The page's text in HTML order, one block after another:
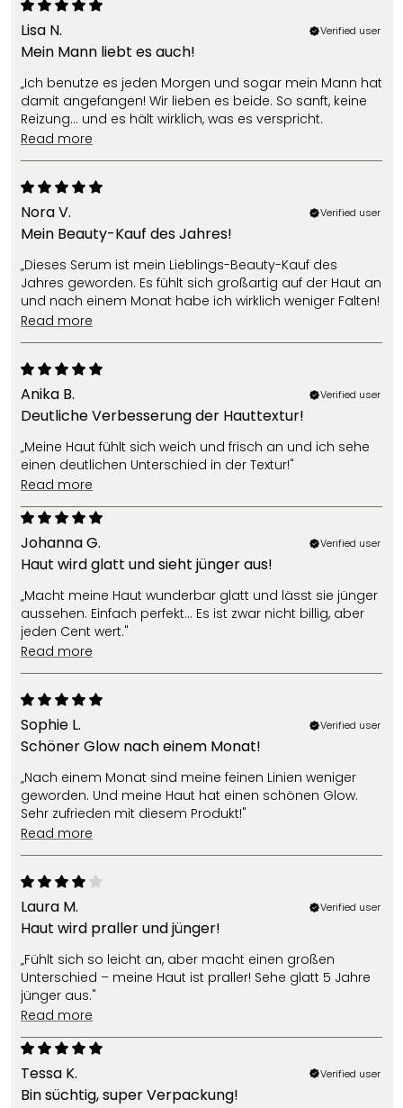
Lisa N. Verified user
Mein Mann liebt es auch!
„Ich benutze es jeden Morgen und sogar mein Mann hat
damit angefangen! Wir lieben es beide. So sanft, keine
Reizung… und es hält wirklich, was es verspricht.
read more
Nora V. Verified user
Mein Beauty-Kauf des Jahres!
„Dieses Serum ist mein Lieblings-Beauty-Kauf des
Jahres geworden. Es fühlt sich großartig auf der Haut an
und nach einem Monat habe ich wirklich weniger Falten!
read more
Anika B. Verified user
Deutliche Verbesserung der Hauttextur!
„Meine Haut fühlt sich weich und frisch an und ich sehe
einen deutlichen Unterschied in der Textur!"
read more
Johanna G. Verified user
Haut wird glatt und sieht jünger aus!
„Macht meine Haut wunderbar glatt und lässt sie jünger
aussehen. Einfach perfekt… Es ist zwar nicht billig, aber
jeden Cent wert."
read more
Sophie L. Verified user
Schöner Glow nach einem Monat!
„Nach einem Monat sind meine feinen Linien weniger
geworden. Und meine Haut hat einen schönen Glow.
Sehr zufrieden mit diesem Produkt!"
read more
Laura M. Verified user
Haut wird praller und jünger!
„Fühlt sich so leicht an, aber macht einen großen
Unterschied – meine Haut ist praller! Sehe glatt 5 Jahre
jünger aus."
read more
Tessa K. Verified user
Bin süchtig, super Verpackung!